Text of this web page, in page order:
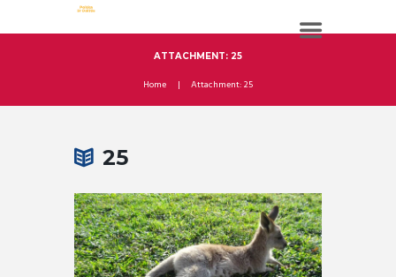
ATTACHMENT: 25
Home Attachment: 25
25